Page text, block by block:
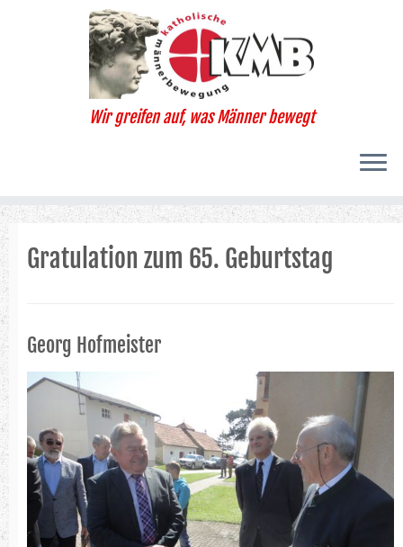
Wir greifen auf, was Männer bewegt
Gratulation zum 65. Geburtstag
Georg Hofmeister